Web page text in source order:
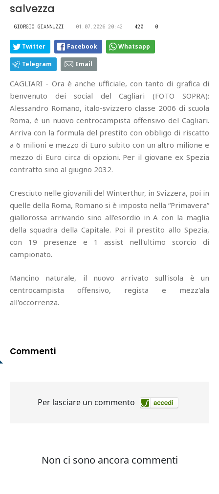
salvezza
GIORGIO GIANNUZZI 01.07.2026 20:42 420 0
Twitter Facebook Whatsapp
Telegram Email
CAGLIARI - Ora è anche ufficiale, con tanto di grafica di
benvenuto dei social del Cagliari (FOTO SOPRA):
Alessandro Romano, italo-svizzero classe 2006 di scuola
Roma, è un nuovo centrocampista offensivo del Cagliari.
Arriva con la formula del prestito con obbligo di riscatto
a 6 milioni e mezzo di Euro subito con un altro milione e
mezzo di Euro circa di opzioni. Per il giovane ex Spezia
contratto sino al giugno 2032.
Cresciuto nelle giovanili del Winterthur, in Svizzera, poi in
quelle della Roma, Romano si è imposto nella “Primavera”
giallorossa arrivando sino all'esordio in A con la maglia
della squadra della Capitale. Poi il prestito allo Spezia,
con 19 presenze e 1 assist nell'ultimo scorcio di
campionato.
Mancino naturale, il nuovo arrivato sull'isola è un
centrocampista offensivo, regista e mezz'ala
all'occorrenza.
Commenti